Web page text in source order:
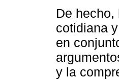
De
cotidiana
en
y la